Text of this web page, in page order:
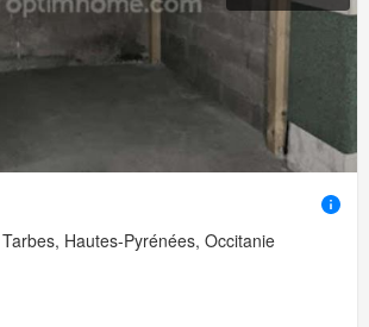
Hautes-Pyrénées, Occitanie